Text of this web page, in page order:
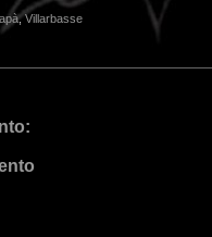
,Villarbasse